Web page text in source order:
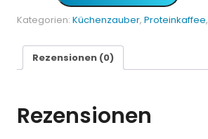
Kategorien: Küchenzauber, Proteinkaffee,
Rezensionen (0)
Rezensionen